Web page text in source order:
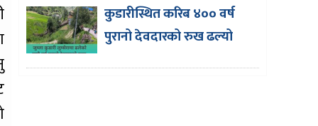
कुडारीस्थित करिब ४०० वर्ष
पुरानो देवदारको रुख ढल्यो